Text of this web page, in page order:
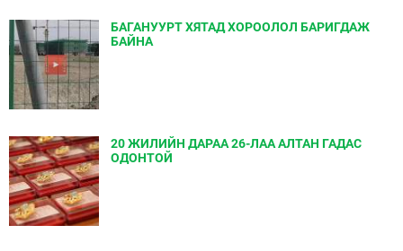
БАГАНУУРТ ХЯТАД ХОРООЛОЛ БАРИГДАЖ
БАЙНА
20 ЖИЛИЙН ДАРАА 26-ЛАА АЛТАН ГАДАС
ОДОНТОЙ